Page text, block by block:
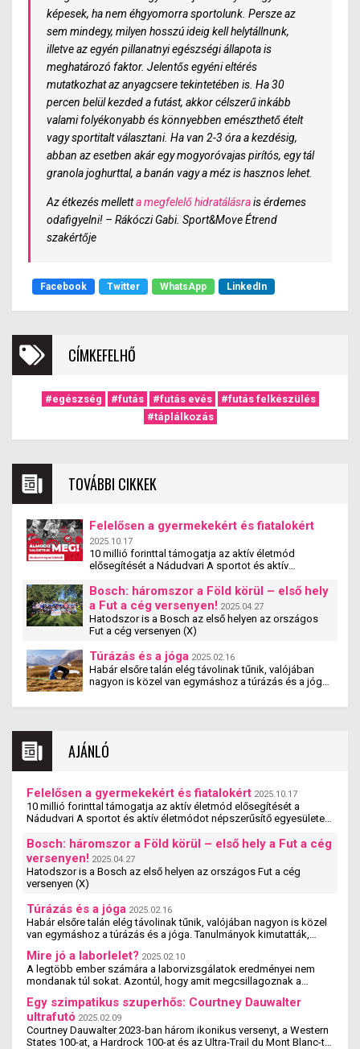
képesek, ha nem éhgyomorra sportolunk. Persze az
sem mindegy, milyen hosszú ideig kell helytállnunk,
illetve az egyén pillanatnyi egészségi állapota is
meghatározó faktor. Jelentős egyéni eltérés
mutatkozhat az anyagcsere tekintetében is. Ha 30
percen belül kezded a futást, akkor célszerű inkább
valami folyékonyabb és könnyebben emészthető ételt
vagy sportitalt választani. Ha van 2-3 óra a kezdésig,
abban az esetben akár egy mogyoróvajas pirítós, egy tál
granola joghurttal, a banán vagy a méz is hasznos lehet.
Az étkezés melletta megfelelő hidratálásrais érdemes
odafigyelni! – Rákóczi Gabi. Sport&Move Étrend
szakértője
Facebook Twitter WhatsApp LinkedIn
CÍMKEFELHŐ
#egészség #futás #futás evés
#futás felkészülés
#táplálkozás
TOVÁBBI CIKKEK
Felelősen a gyermekekért és fiatalokért
2025.10.17
10 millió forinttal támogatja az aktív életmód
elősegítését a Nádudvari A sportot és aktív
iskolák szakmai tevékenységét támogatja a
Nádudvari hamarosan induló pályázata. A
#mitehetünktöbbet pályzat a cég társadalmi
felelősségvállalási programjának új eleme. A
pályázaton olyan magyarországi szervezetek
vehetnek részt, amelyek 5 és 25 év közötti fiatalok
számára biztosítják a rendszeres mozgás,
sportolás lehetőségét – jelentette be Nagy Ádám, a
Nádudvari Élelmiszer Kft. ügyvezető igazgatója.
Bosch: háromszor a Föld körül – első hely
a Fut a cég versenyen! 2025.04.27
Hatodszor is a Bosch az első helyen az országos
Fut a cég versenyen (X)
Túrázás és a jóga 2025.02.16
Habár elsőre talán elég távolinak tűnik, valójában
nagyon is közel van egymáshoz a túrázás és a jóga.
túrázás együtt nemcsak fizikai, hanem mentális
AJÁNLÓ
Felelősen a gyermekekért és fiatalokért 2025.10.17
10 millió forinttal támogatja az aktív életmód elősegítését a
Nádudvari A sportot és aktív életmódot népszerűsítő egyesületek,
Bosch: háromszor a Föld körül – első hely a Fut a cég
versenyen! 2025.04.27
Hatodszor is a Bosch az első helyen az országos Fut a cég
versenyen (X)
Túrázás és a jóga 2025.02.16
Habár elsőre talán elég távolinak tűnik, valójában nagyon is közel
van egymáshoz a túrázás és a jóga. Tanulmányok kimutatták,
Mire jó a laborlelet? 2025.02.10
A legtöbb ember számára a laborvizsgálatok eredményei nem
mondanak túl sokat. Azontúl, hogy amit megcsillagoznak a
Egy szimpatikus szuperhős: Courtney Dauwalter
ultrafutó 2025.02.09
Courtney Dauwalter 2023-ban három ikonikus versenyt, a Western
States 100-at, a Hardrock 100-at és az Ultra-Trail du Mont Blanc-t